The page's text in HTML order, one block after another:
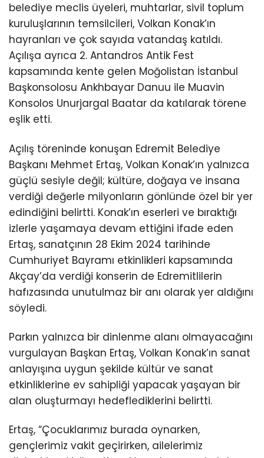
belediye meclis üyeleri, muhtarlar, sivil toplum
kuruluşlarının temsilcileri, Volkan Konak’ın
hayranları ve çok sayıda vatandaş katıldı.
Açılışa ayrıca 2. Antandros Antik Fest
kapsamında kente gelen Moğolistan İstanbul
Başkonsolosu Ankhbayar Danuu ile Muavin
Konsolos Unurjargal Baatar da katılarak törene
eşlik etti.
Açılış töreninde konuşan Edremit Belediye
Başkanı Mehmet Ertaş, Volkan Konak’ın yalnızca
güçlü sesiyle değil; kültüre, doğaya ve insana
verdiği değerle milyonların gönlünde özel bir yer
edindiğini belirtti. Konak’ın eserleri ve bıraktığı
izlerle yaşamaya devam ettiğini ifade eden
Ertaş, sanatçının 28 Ekim 2024 tarihinde
Cumhuriyet Bayramı etkinlikleri kapsamında
Akçay’da verdiği konserin de Edremitlilerin
hafızasında unutulmaz bir anı olarak yer aldığını
söyledi.
Parkın yalnızca bir dinlenme alanı olmayacağını
vurgulayan Başkan Ertaş, Volkan Konak’ın sanat
anlayışına uygun şekilde kültür ve sanat
etkinliklerine ev sahipliği yapacak yaşayan bir
alan oluşturmayı hedeflediklerini belirtti.
Ertaş, “Çocuklarımız burada oynarken,
gençlerimiz vakit geçirirken, ailelerimiz